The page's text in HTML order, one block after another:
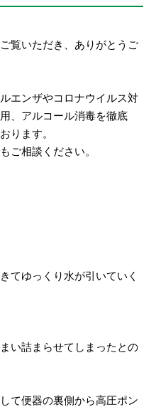
覧いただき、ありがとうご
エンザやコロナウイルス対
、アルコール消毒を徹底
ります。
ご相談ください。
てゆっくり水が引いていく
い詰まらせてしまったとの
て便器の裏側から高圧ポン